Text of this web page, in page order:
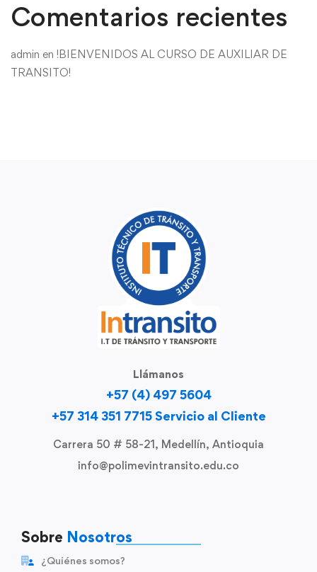
Comentarios recientes
admin en !BIENVENIDOS AL CURSO DE AUXILIAR DE
TRANSITO!
Llámanos
+57 (4) 497 5604
+57 314 351 7715 Servicio al Cliente
Carrera 50 # 58-21, Medellín, Antioquia
info@polimevintransito.edu.co
Sobre Nosotros
¿Quiénes somos?